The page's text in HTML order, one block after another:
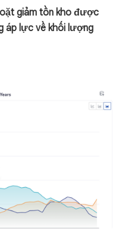
giảm tồn kho được
áp lực về khối lượng